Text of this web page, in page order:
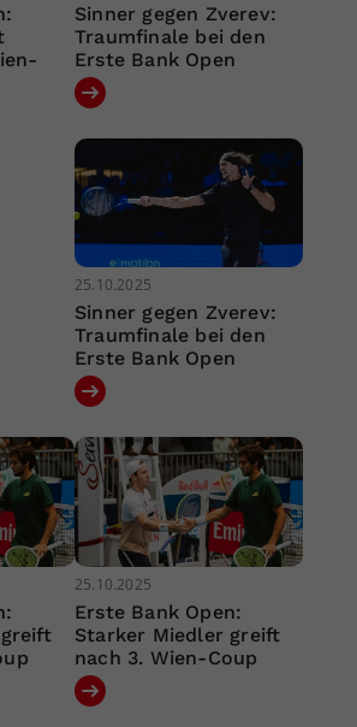
Sinner gegen Zverev:
Traumfinale bei den
Erste Bank Open
25.10.2025
Sinner gegen Zverev:
Traumfinale bei den
Erste Bank Open
25.10.2025
Erste Bank Open:
Starker Miedler greift
nach 3. Wien-Coup